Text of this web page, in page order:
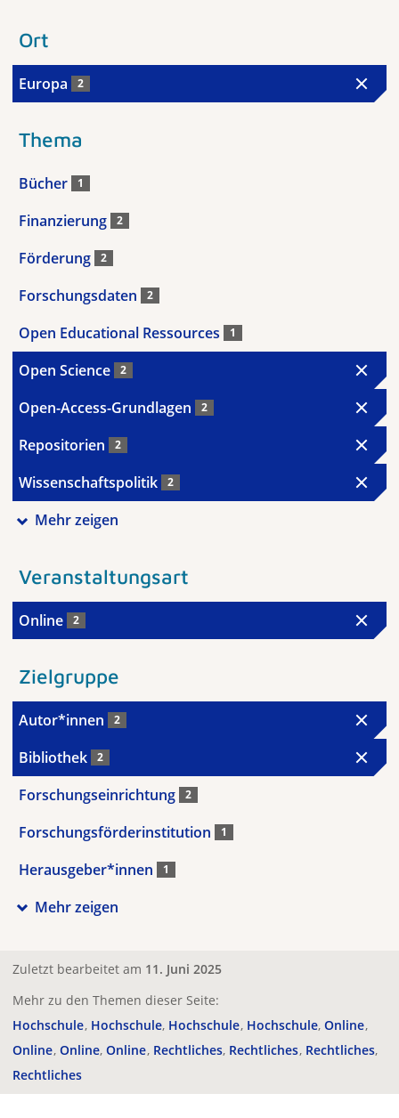
Ort
Europa 2
Thema
Bücher 1
Finanzierung 2
Förderung 2
Forschungsdaten 2
Open Educational Ressources 1
Open Science 2
Open-Access-Grundlagen 2
Repositorien 2
Wissenschaftspolitik 2
Mehr zeigen
Veranstaltungsart
Online 2
Zielgruppe
Autor*innen 2
Bibliothek 2
Forschungseinrichtung 2
Forschungsförderinstitution 1
Herausgeber*innen 1
Mehr zeigen
Zuletzt bearbeitet am 11. Juni 2025
Mehr zu den Themen dieser Seite:
Hochschule Hochschule Hochschule Hochschule Online
Online Online Online Rechtliches Rechtliches Rechtliches
Rechtliches